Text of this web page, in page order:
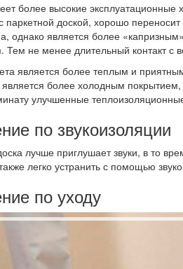
более высокие эксплуатационные
паркетной доской, хорошо
однако является более
Тем не менее длительный контакт с
является более теплым и
более холодным
улучшенные
по звукоизоляции
лучше приглушает звуки, в то
легко устранить с помощью
по уходу